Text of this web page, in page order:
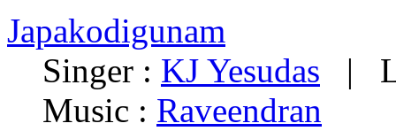
Japakodigunam
Singer : KJ Yesudas |
Music : Raveendran